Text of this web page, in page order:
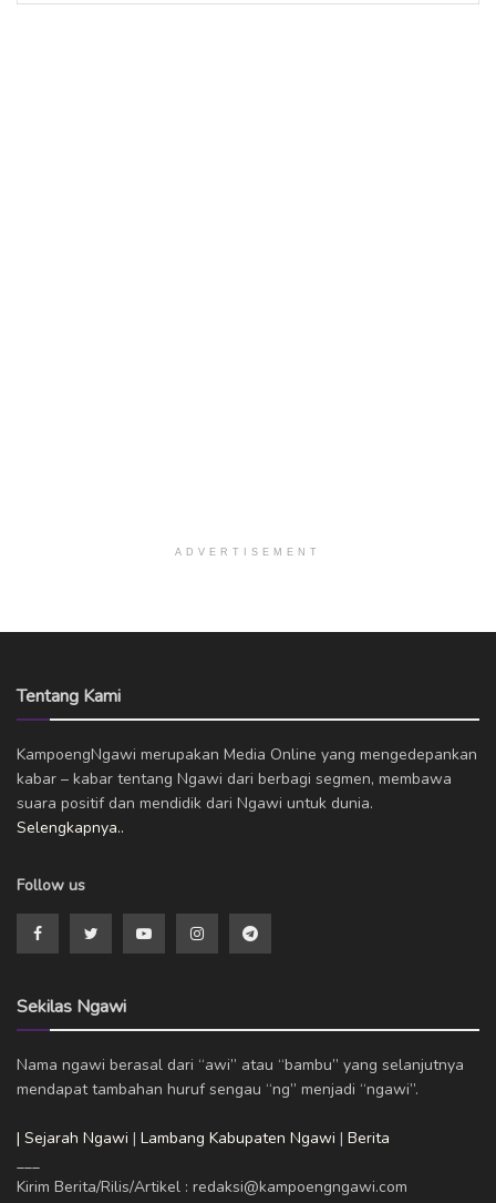
ADVERTISEMENT
Tentang Kami
KampoengNgawi merupakan Media Online yang mengedepankan
kabar – kabar tentang Ngawi dari berbagi segmen, membawa
suara positif dan mendidik dari Ngawi untuk dunia.
Selengkapnya..
Follow us
Sekilas Ngawi
Nama ngawi berasal dari “awi” atau “bambu” yang selanjutnya
mendapat tambahan huruf sengau “ng” menjadi “ngawi”.
| Sejarah Ngawi | Lambang Kabupaten Ngawi | Berita
___
Kirim Berita/Rilis/Artikel : redaksi@kampoengngawi.com